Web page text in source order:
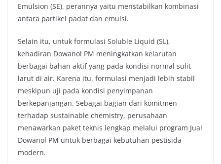
Emulsion (SE), perannya yaitu menstabilkan kombinasi
antara partikel padat dan emulsi.
Selain itu, untuk formulasi Soluble Liquid (SL),
kehadiran Dowanol PM meningkatkan kelarutan
berbagai bahan aktif yang pada kondisi normal sulit
larut di air. Karena itu, formulasi menjadi lebih stabil
meskipun uji pada kondisi penyimpanan
berkepanjangan. Sebagai bagian dari komitmen
terhadap sustainable chemistry, perusahaan
menawarkan paket teknis lengkap melalui program Jual
Dowanol PM untuk berbagai kebutuhan pestisida
modern.